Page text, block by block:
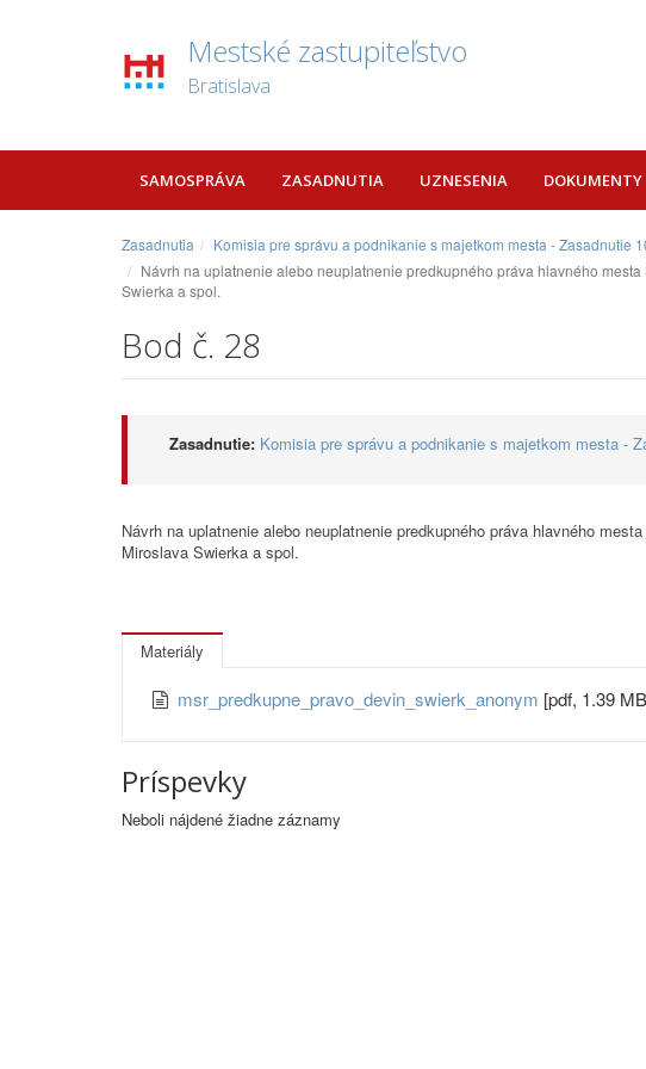
Mestské zastupiteľstvo
Bratislava
SAMOSPRÁVA ZASADNUTIA UZNESENIA DOKUMENTY
Zasadnutia
Komisia pre správu a podnikanie s majetkom mesta - Zasadnutie
Návrh na uplatnenie alebo neuplatnenie predkupného práva hlavného
Swierka a spol.
Bod č. 28
Zasadnutie: Komisia pre správu a podnikanie s majetkom mesta -
Návrh na uplatnenie alebo neuplatnenie predkupného práva hlavného
Miroslava Swierka a spol.
Materiály
msr_predkupne_pravo_devin_swierk_anonym [pdf, 1.39
Príspevky
Neboli nájdené žiadne záznamy